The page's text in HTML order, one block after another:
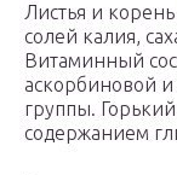
Листья и
солей калия,
Витаминный
аскорбиновой
группы.
содержанием